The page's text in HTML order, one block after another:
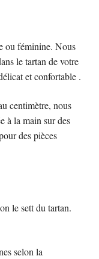
ou féminine. Nous
le tartan de votre
et confortable .
centimètre, nous
à la main sur des
des pièces
le sett du tartan.
selon la